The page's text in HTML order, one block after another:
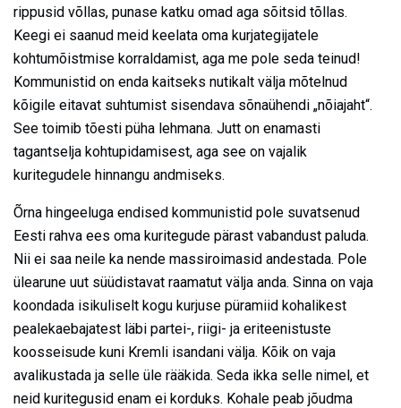
rippusid võllas, punase katku omad aga sõitsid tõllas.
Keegi ei saanud meid keelata oma kurjategijatele
kohtumõistmise korraldamist, aga me pole seda teinud!
Kommunistid on enda kaitseks nutikalt välja mõtelnud
kõigile eitavat suhtumist sisendava sõnaühendi „nõiajaht“.
See toimib tõesti püha lehmana. Jutt on enamasti
tagantselja kohtupidamisest, aga see on vajalik
kuritegudele hinnangu andmiseks.
Õrna hingeeluga endised kommunistid pole suvatsenud
Eesti rahva ees oma kuritegude pärast vabandust paluda.
Nii ei saa neile ka nende massiroimasid andestada. Pole
ülearune uut süüdistavat raamatut välja anda. Sinna on vaja
koondada isikuliselt kogu kurjuse püramiid kohalikest
pealekaebajatest läbi partei-, riigi- ja eriteenistuste
koosseisude kuni Kremli isandani välja. Kõik on vaja
avalikustada ja selle üle rääkida. Seda ikka selle nimel, et
neid kuritegusid enam ei korduks. Kohale peab jõudma